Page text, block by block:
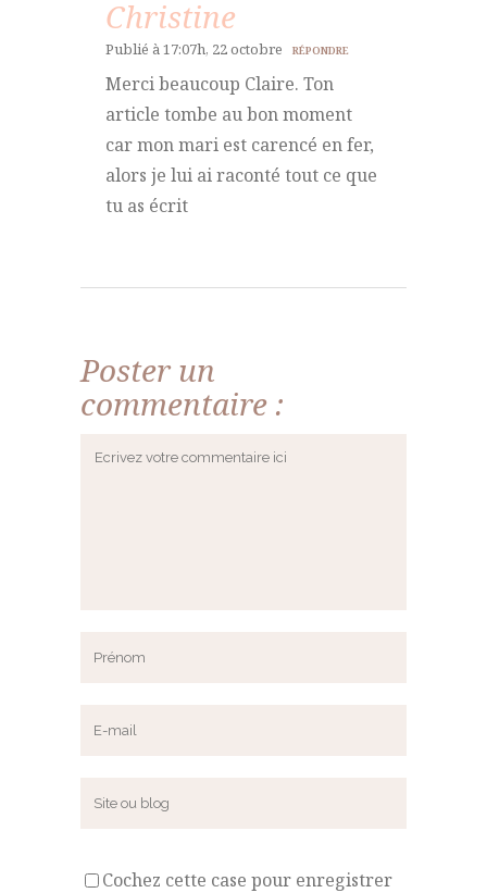
Christine
Publié à 17:07h, 22 octobre RÉPONDRE
Merci beaucoup Claire. Ton
article tombe au bon moment
car mon mari est carencé en fer,
alors je lui ai raconté tout ce que
tu as écrit
Poster un
commentaire :
Cochez cette case pour enregistrer